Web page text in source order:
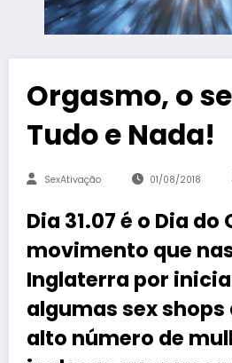
Orgasmo, o
Tudo e Nada!
SexAtivação 01/08/2018
Dia 31.07 é o Dia
movimento que
Inglaterra por
algumas sex shops
alto número de